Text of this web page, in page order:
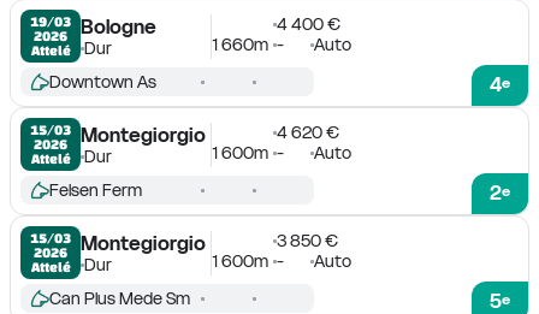
19/03
2026
Attelé
Bologne
Dur
4 400 €
1 660m - Auto
4e
Downtown As
15/03
2026
Attelé
Montegiorgio
Dur
4 620 €
1 600m - Auto
2e
Felsen Ferm
15/03
2026
Attelé
Montegiorgio
Dur
3 850 €
1 600m - Auto
5e
Can Plus Mede Sm